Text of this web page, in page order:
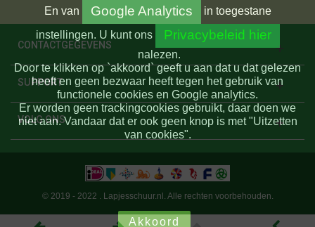
CONTACTGEGEVENS
SUPPORT
VOLG ONS
En van Google Analytics
in toegestane
instellingen. U kunt ons Privacybeleid hier
nalezen.
Door te klikken op `akkoord` geeft u aan dat u dat gelezen
heeft en geen bezwaar heeft tegen het gebruik van
functionele cookies en Google analytics.
Er worden geen trackingcookies gebruikt, daar doen we
niet aan. Vandaar dat er ook geen knop is met "Uitzetten
van cookies".
Akkoord
© 2019 - 2022 . Lapjesschuur.nl. Alle rechten voorbehouden.